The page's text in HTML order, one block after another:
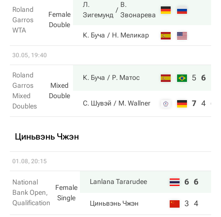
Roland
Garros
WTA
Female
Double
Л.
Зигемунд
В.
Звонарева
К. Буча Н. Меликар
30.05, 19:40
Roland
Garros
Mixed
Doubles
Mixed
Double
К. Буча Р. Матос 5 6
С. Шувэй M. Wallner 7 4 6
Циньвэнь Чжэн
01.08, 20:15
National
Bank Open,
Qualification
Female
Single
Lanlana Tararudee 6 6
Циньвэнь Чжэн 3 4